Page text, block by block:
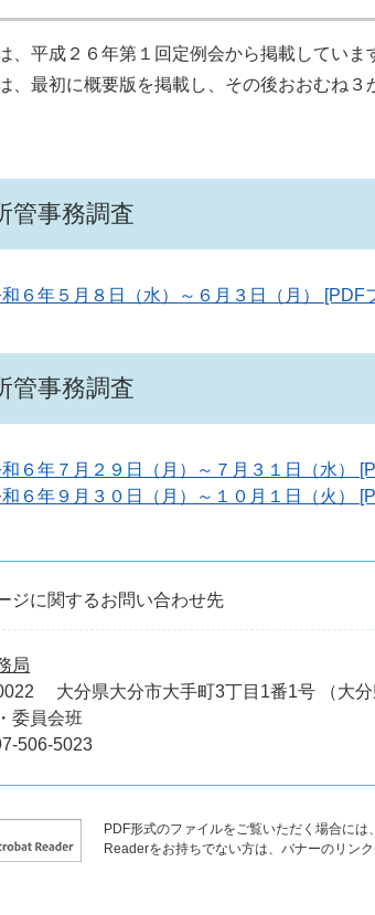
、平成２６年第１回定例会から掲載していま
、最初に概要版を掲載し、その後おおむね３
管事務調査
６年５月８日（水）～６月３日（月） [PDF
管事務調査
６年７月２９日（月）～７月３１日（水）
６年９月３０日（月）～１０月１日（火）
ジに関するお問い合わせ先
局
大分県大分市大手町3丁目1番1号 （大
委員会班
506-5023
PDF形式のファイルをご覧いただく場合に
Readerをお持ちでない方は、バナーのリン